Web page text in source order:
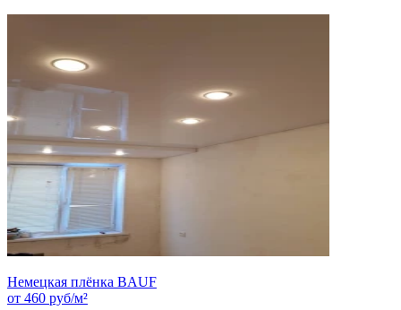
Немецкая плёнка BAUF
от 460 руб/м²